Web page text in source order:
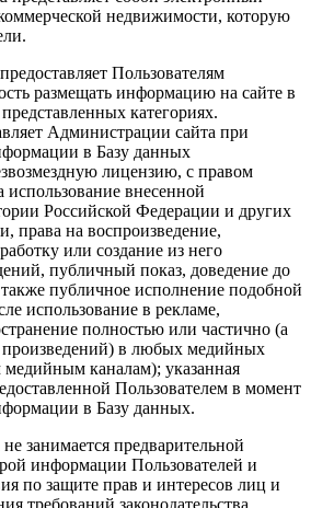
недвижимости, которую
Пользователям
размещать информацию на сайте в
категориях.
Администрации сайта при
в Базу данных
лицензию, с правом
использование внесенной
Российской Федерации и других
права на воспроизведение,
или создание из него
публичный показ, доведение до
публичное исполнение подобной
использование в рекламе,
полностью или частично (а
произведений) в любых медийных
каналам); указанная
Пользователем в момент
в Базу данных.
занимается предварительной
информации Пользователей и
по защите прав и интересов лиц и
требований законодательства